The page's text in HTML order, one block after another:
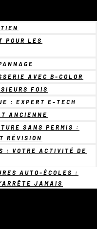
POUR LES
AVEC B-COLOR
FOIS
: EXPERT E-TECH
ANCIENNE
SANS PERMIS :
RÉVISION
: VOTRE ACTIVITÉ DE
AUTO-ÉCOLES :
JAMAIS